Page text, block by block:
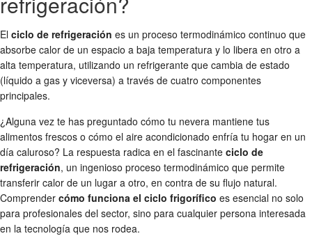
El ciclo de refrigeración es un proceso termodinámico continuo que
absorbe calor de un espacio a baja temperatura y lo libera en otro a
alta temperatura, utilizando un refrigerante que cambia de estado
(líquido a gas y viceversa) a través de cuatro componentes
principales.
¿Alguna vez te has preguntado cómo tu nevera mantiene tus
alimentos frescos o cómo el aire acondicionado enfría tu hogar en un
día caluroso? La respuesta radica en el fascinante ciclo de
refrigeración, un ingenioso proceso termodinámico que permite
transferir calor de un lugar a otro, en contra de su flujo natural.
Comprender cómo funciona el ciclo frigorífico es esencial no solo
para profesionales del sector, sino para cualquier persona interesada
en la tecnología que nos rodea.